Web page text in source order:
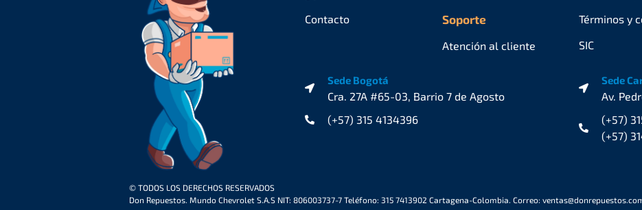
Contacto Soporte
Atención al cliente
Términos y
SIC
Sede Bogotá
Cra. 27A #65-03, Barrio 7 de Agosto
(+57) 315 4134396
Sede
Av.
(+57)
(+57)
© TODOS LOS DERECHOS RESERVADOS
Don Repuestos. Mundo Chevrolet S.A.S NIT: 806003737-7 Teléfono: 315 7413902 Cartagena-Colombia. Correo: